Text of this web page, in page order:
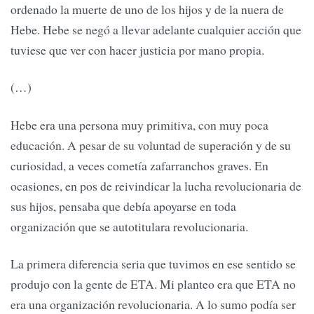
ordenado la muerte de uno de los hijos y de la nuera de
Hebe. Hebe se negó a llevar adelante cualquier acción que
tuviese que ver con hacer justicia por mano propia.
(…)
Hebe era una persona muy primitiva, con muy poca
educación. A pesar de su voluntad de superación y de su
curiosidad, a veces cometía zafarranchos graves. En
ocasiones, en pos de reivindicar la lucha revolucionaria de
sus hijos, pensaba que debía apoyarse en toda
organización que se autotitulara revolucionaria.
La primera diferencia seria que tuvimos en ese sentido se
produjo con la gente de ETA. Mi planteo era que ETA no
era una organización revolucionaria. A lo sumo podía ser